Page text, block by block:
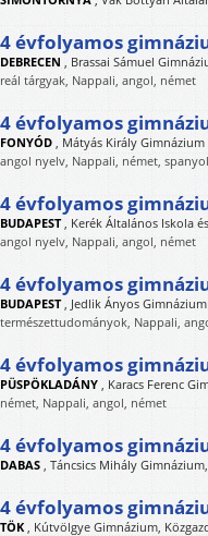
4 évfolyamos
DEBRECEN , Brassai Sámuel
reál tárgyak, Nappali, angol, német
4 évfolyamos
FONYÓD , Mátyás Király Gimnázium
angol nyelv, Nappali, német, spanyol
4 évfolyamos
BUDAPEST, Kerék Általános Iskola
angol nyelv, Nappali, angol, német
4 évfolyamos
BUDAPEST, Jedlik Ányos Gimnázium
természettudományok, Nappali,
4 évfolyamos
PÜSPÖKLADÁNY , Karacs Ferenc
német, Nappali, angol, német
4 évfolyamos
DABAS , Táncsics Mihály
4 évfolyamos
TÖK , Kútvölgye Gimnázium,